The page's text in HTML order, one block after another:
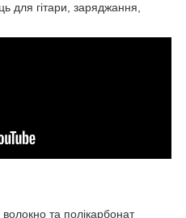
для гітари, заряджання,
та полікарбонат